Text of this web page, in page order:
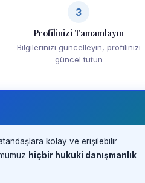
3
Profilinizi Tamamlayın
Bilgilerinizi güncelleyin, profilinizi
güncel tutun
kolay ve erişilebilir
hiçbir hukuki danışmanlık